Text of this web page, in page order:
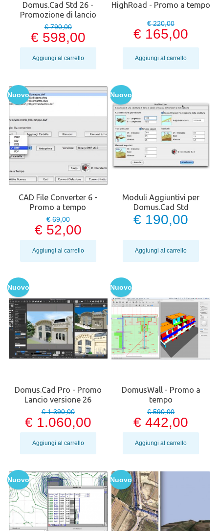
Domus.Cad Std 26 -
Promozione di lancio
€ 790,00
€ 598,00
Aggiungi al carrello
HighRoad - Promo a tempo
€ 220,00
€ 165,00
Aggiungi al carrello
Nuovo
CAD File Converter 6 -
Promo a tempo
€ 69,00
€ 52,00
Aggiungi al carrello
Nuovo
Moduli Aggiuntivi per
Domus.Cad Std
€ 190,00
Aggiungi al carrello
Nuovo
Domus.Cad Pro - Promo
Lancio versione 26
€ 1.390,00
€ 1.060,00
Aggiungi al carrello
Nuovo
DomusWall - Promo a
tempo
€ 590,00
€ 442,00
Aggiungi al carrello
Nuovo Nuovo